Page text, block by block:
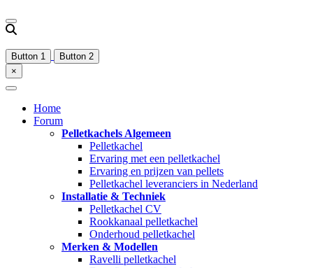
Button 1
Button 2
×
Home
Forum
Pelletkachels Algemeen
Pelletkachel
Ervaring met een pelletkachel
Ervaring en prijzen van pellets
Pelletkachel leveranciers in Nederland
Installatie & Techniek
Pelletkachel CV
Rookkanaal pelletkachel
Onderhoud pelletkachel
Merken & Modellen
Ravelli pelletkachel